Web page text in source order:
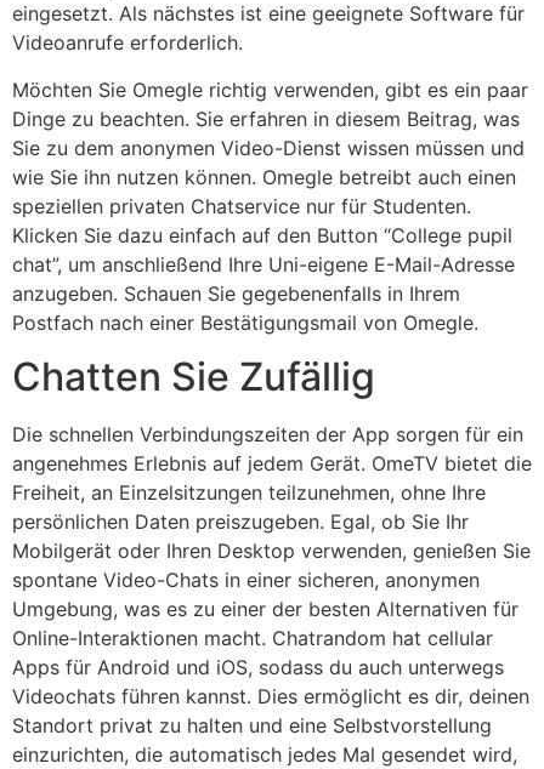
eingesetzt. Als nächstes ist eine geeignete Software für
Videoanrufe erforderlich.
Möchten Sie Omegle richtig verwenden, gibt es ein paar
Dinge zu beachten. Sie erfahren in diesem Beitrag, was
Sie zu dem anonymen Video-Dienst wissen müssen und
wie Sie ihn nutzen können. Omegle betreibt auch einen
speziellen privaten Chatservice nur für Studenten.
Klicken Sie dazu einfach auf den Button “College pupil
chat”, um anschließend Ihre Uni-eigene E-Mail-Adresse
anzugeben. Schauen Sie gegebenenfalls in Ihrem
Postfach nach einer Bestätigungsmail von Omegle.
Chatten Sie Zufällig
Die schnellen Verbindungszeiten der App sorgen für ein
angenehmes Erlebnis auf jedem Gerät. OmeTV bietet die
Freiheit, an Einzelsitzungen teilzunehmen, ohne Ihre
persönlichen Daten preiszugeben. Egal, ob Sie Ihr
Mobilgerät oder Ihren Desktop verwenden, genießen Sie
spontane Video-Chats in einer sicheren, anonymen
Umgebung, was es zu einer der besten Alternativen für
Online-Interaktionen macht. Chatrandom hat cellular
Apps für Android und iOS, sodass du auch unterwegs
Videochats führen kannst. Dies ermöglicht es dir, deinen
Standort privat zu halten und eine Selbstvorstellung
einzurichten, die automatisch jedes Mal gesendet wird,